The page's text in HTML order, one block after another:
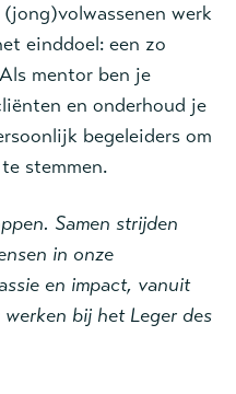
werk
einddoel: een zo
mentor ben je
en onderhoud je
begeleiders om
stemmen.
Samen strijden
in onze
en impact, vanuit
bij het Leger des